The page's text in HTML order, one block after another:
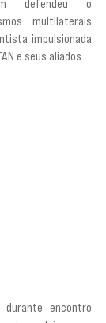
defendeu o
multilaterais
impulsionada
e seus aliados.
durante encontro